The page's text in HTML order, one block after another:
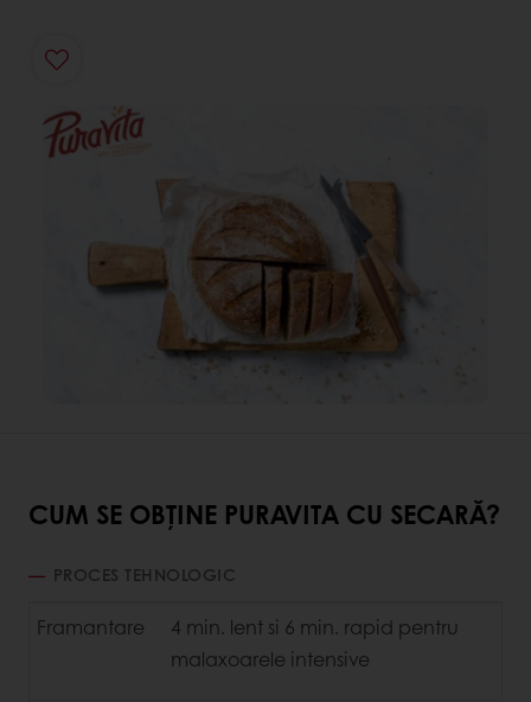
CUM SE OBȚINE PURAVITA CU SECARĂ?
PROCES TEHNOLOGIC
Framantare
4 min. lent si 6 min. rapid pentru
malaxoarele intensive